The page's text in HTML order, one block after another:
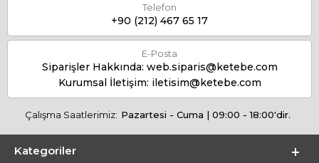
Telefon
+90 (212) 467 65 17
E-Posta
Siparişler Hakkında: web.siparis@ketebe.com
Kurumsal İletişim: iletisim@ketebe.com
Çalışma Saatlerimiz: Pazartesi - Cuma | 09:00 - 18:00'dir.
Kategoriler